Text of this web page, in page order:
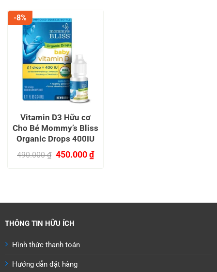
-8%
Vitamin D3 Hữu cơ
Cho Bé Mommy’s Bliss
Organic Drops 400IU
490.000₫ Giá
450.000₫Giá
hiện
THÔNG TIN HỮU ÍCH
Hình thức thanh toán
Hướng dẫn đặt hàng